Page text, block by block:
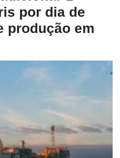
por dia de
produção em